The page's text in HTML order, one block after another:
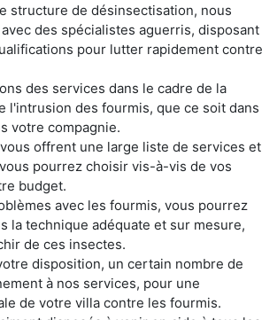
structure de désinsectisation, nous
des spécialistes aguerris, disposant
pour lutter rapidement contre
des services dans le cadre de la
l'intrusion des fourmis, que ce soit dans
votre compagnie.
offrent une large liste de services et
pourrez choisir vis-à-vis de vos
budget.
avec les fourmis, vous pourrez
la technique adéquate et sur mesure,
de ces insectes.
disposition, un certain nombre de
à nos services, pour une
de votre villa contre les fourmis.